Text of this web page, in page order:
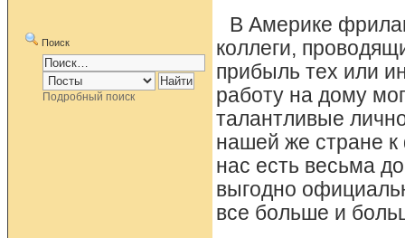
Поиск
Подробный поиск
В Америке
коллеги,
прибыль тех или
работу на дому
талантливые
нашей же стране к
нас есть весьма
выгодно
все больше и